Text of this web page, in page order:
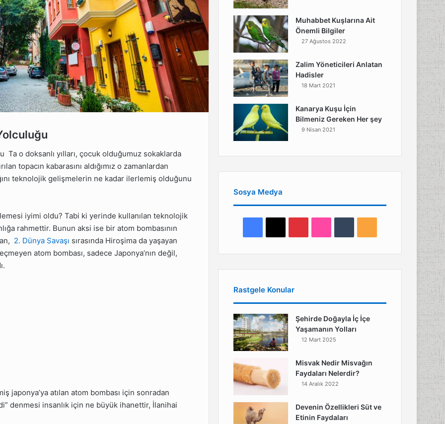
Ta o doksanlı yılları, çocuk olduğumuz sokaklarda
topacın kabarasını aldığımız o zamanlardan
teknolojik gelişmelerin ne kadar ilerlemiş olduğunu
iyimi oldu? Tabi ki yerinde kullanılan teknolojik
rahmettir. Bunun aksi ise bir atom bombasının
2. Dünya Savaşı sırasında Hiroşima da yaşayan
atom bombası, sadece Japonya’nın değil,
japonya’ya atılan atom bombası için sonradan
denmesi insanlık için ne büyük ihanettir, İlanihai
Muhabbet Kuşlarına Ait
Önemli Bilgiler
27 Ağustos 2022
Zalim Yöneticileri Anlatan
Hadisler
18 Mart 2021
Kanarya Kuşu İçin
Bilmeniz Gereken Her şey
9 Nisan 2021
Sosya Medya
Rastgele Konular
Şehirde Doğayla İç İçe
Yaşamanın Yolları
12 Mart 2025
Misvak Nedir Misvağın
Faydaları Nelerdir?
14 Aralık 2022
Devenin Özellikleri Süt ve
Etinin Faydaları